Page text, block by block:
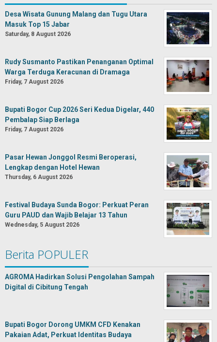
Desa Wisata Gunung Malang dan Tugu Utara
Masuk Top 15 Jabar
Saturday, 8 August 2026
Rudy Susmanto Pastikan Penanganan Optimal
Warga Terduga Keracunan di Dramaga
Friday, 7 August 2026
Bupati Bogor Cup 2026 Seri Kedua Digelar, 440
Pembalap Siap Berlaga
Friday, 7 August 2026
Pasar Hewan Jonggol Resmi Beroperasi,
Lengkap dengan Hotel Hewan
Thursday, 6 August 2026
Festival Budaya Sunda Bogor: Perkuat Peran
Guru PAUD dan Wajib Belajar 13 Tahun
Wednesday, 5 August 2026
Berita POPULER
AGROMA Hadirkan Solusi Pengolahan Sampah
Digital di Cibitung Tengah
Bupati Bogor Dorong UMKM CFD Kenakan
Pakaian Adat, Perkuat Identitas Budaya